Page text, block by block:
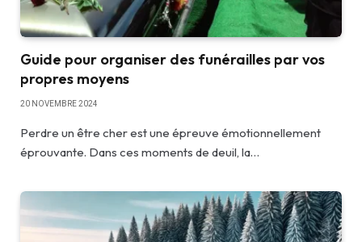
Guide pour organiser des funérailles par vos
propres moyens
20 NOVEMBRE 2024
Perdre un être cher est une épreuve émotionnellement
éprouvante. Dans ces moments de deuil, la…